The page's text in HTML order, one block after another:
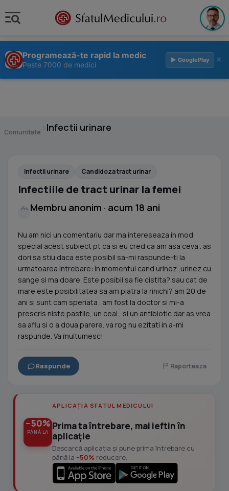
Programează-te rapid la medic
Peste 7000 de medici
▶ GooglePlay ×
Comunitate Infectii urinare
Infectii urinare Candidoza tract urinar
Infectiile de tract urinar la femei
Membru anonim · acum 18 ani
Nu am nici un comentariu dar ma intereseaza in mod
special acest subiect pt ca si eu cred ca am asa ceva . as
dori sa stiu daca este posibil sa-mi raspunde-ti la
urmatoarea intrebare: in momentul cand urinez ,urinez cu
sange si ma doare. Este posibil sa fie cistita? sau cat de
mare este posibilitatea sa am piatra la rinichi? am 20 de
ani si sunt cam speriata . am fost la doctor si mi-a
prescris niste pastile, un ceai , si un antibiotic dar as vrea
sa aflu si o a doua parere. va rog nu ezitati in a-mi
raspunde. Va multumesc!
Raspunde Raporteaza
−50%
PÂNĂ LA
APLICAȚIA SFATUL MEDICULUI
Prima ta întrebare, mai ieftin în
aplicație
Descarcă aplicația și pune prima întrebare cu
până la −50% reducere.